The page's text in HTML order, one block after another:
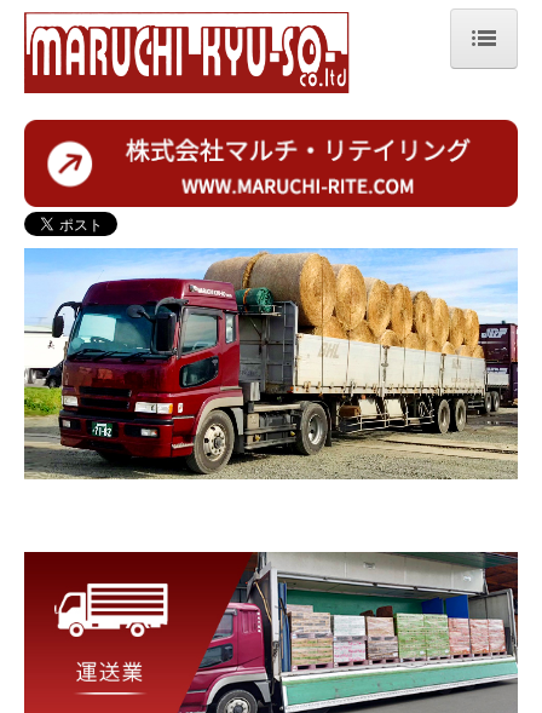
ホーム
会社案内
運送業
除雪・排雪業務
灯油宅配
ホームタンク洗浄
SDGs
採用情報
STAFF BLOG
VOREAS北海道を応援中!!
約款